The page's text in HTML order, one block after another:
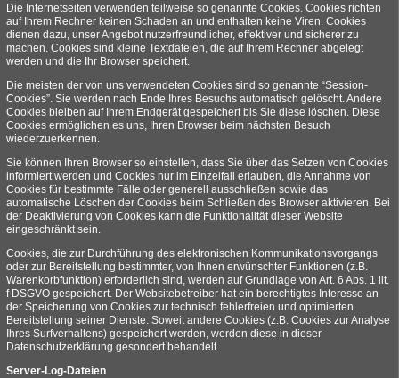
Die Internetseiten verwenden teilweise so genannte Cookies. Cookies richten
auf Ihrem Rechner keinen Schaden an und enthalten keine Viren. Cookies
dienen dazu, unser Angebot nutzerfreundlicher, effektiver und sicherer zu
machen. Cookies sind kleine Textdateien, die auf Ihrem Rechner abgelegt
werden und die Ihr Browser speichert.
Die meisten der von uns verwendeten Cookies sind so genannte “Session-
Cookies”. Sie werden nach Ende Ihres Besuchs automatisch gelöscht. Andere
Cookies bleiben auf Ihrem Endgerät gespeichert bis Sie diese löschen. Diese
Cookies ermöglichen es uns, Ihren Browser beim nächsten Besuch
wiederzuerkennen.
Sie können Ihren Browser so einstellen, dass Sie über das Setzen von Cookies
informiert werden und Cookies nur im Einzelfall erlauben, die Annahme von
Cookies für bestimmte Fälle oder generell ausschließen sowie das
automatische Löschen der Cookies beim Schließen des Browser aktivieren. Bei
der Deaktivierung von Cookies kann die Funktionalität dieser Website
eingeschränkt sein.
Cookies, die zur Durchführung des elektronischen Kommunikationsvorgangs
oder zur Bereitstellung bestimmter, von Ihnen erwünschter Funktionen (z.B.
Warenkorbfunktion) erforderlich sind, werden auf Grundlage von Art. 6 Abs. 1 lit.
f DSGVO gespeichert. Der Websitebetreiber hat ein berechtigtes Interesse an
der Speicherung von Cookies zur technisch fehlerfreien und optimierten
Bereitstellung seiner Dienste. Soweit andere Cookies (z.B. Cookies zur Analyse
Ihres Surfverhaltens) gespeichert werden, werden diese in dieser
Datenschutzerklärung gesondert behandelt.
Server-Log-Dateien